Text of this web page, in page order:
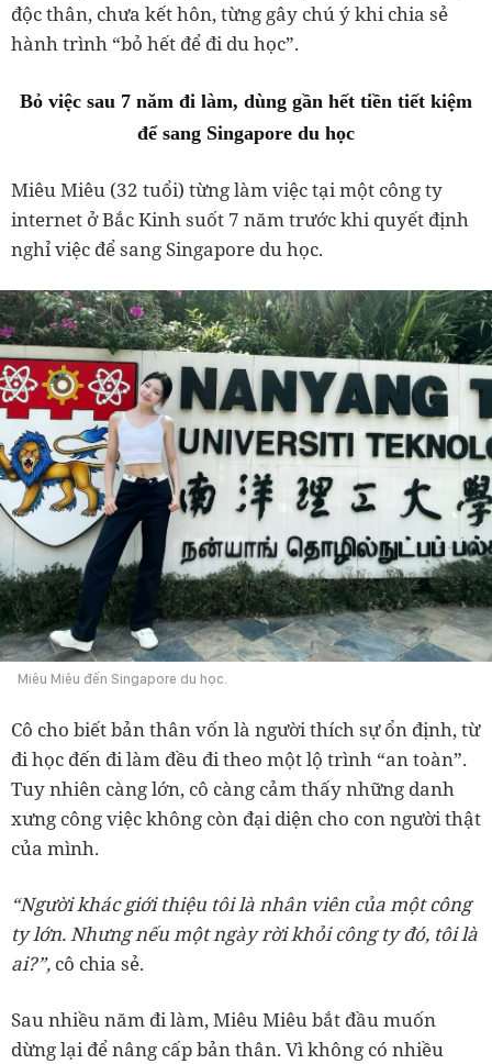
độc thân, chưa kết hôn, từng gây chú ý khi chia sẻ
hành trình “bỏ hết để đi du học”.
Bỏ việc sau 7 năm đi làm, dùng gần hết tiền tiết kiệm
để sang Singapore du học
Miêu Miêu (32 tuổi) từng làm việc tại một công ty
internet ở Bắc Kinh suốt 7 năm trước khi quyết định
nghỉ việc để sang Singapore du học.
Miêu Miêu đến Singapore du học.
Cô cho biết bản thân vốn là người thích sự ổn định, từ
đi học đến đi làm đều đi theo một lộ trình “an toàn”.
Tuy nhiên càng lớn, cô càng cảm thấy những danh
xưng công việc không còn đại diện cho con người thật
của mình.
“Người khác giới thiệu tôi là nhân viên của một công
ty lớn. Nhưng nếu một ngày rời khỏi công ty đó, tôi là
ai?”, cô chia sẻ.
Sau nhiều năm đi làm, Miêu Miêu bắt đầu muốn
dừng lại để nâng cấp bản thân. Vì không có nhiều